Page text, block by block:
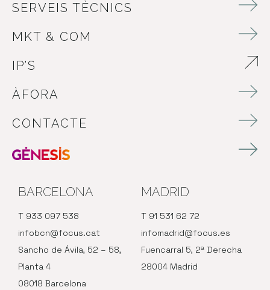
SERVEIS TÈCNICS
MKT & COM
IP’S
ÀFORA
CONTACTE
BARCELONA
T 933 097 538
infobcn@focus.cat
Sancho de Ávila, 52 – 58,
Planta 4
08018 Barcelona
MADRID
T 91 531 62 72
infomadrid@focus.es
Fuencarral 5, 2ª Derecha
28004 Madrid